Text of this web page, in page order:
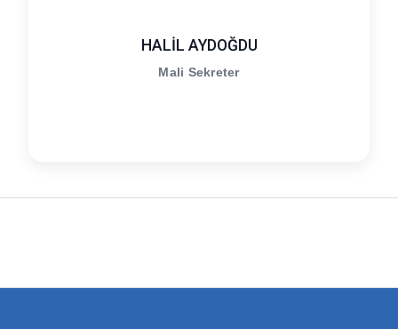
HALİL AYDOĞDU
Mali Sekreter